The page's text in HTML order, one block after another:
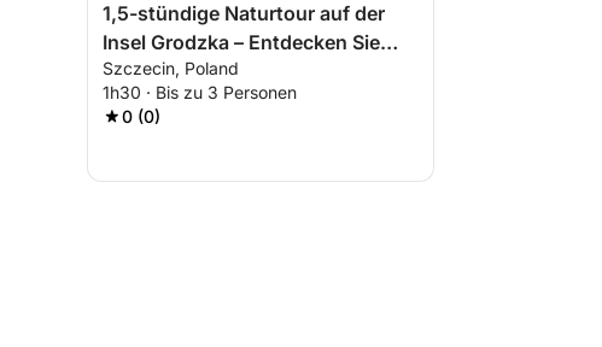
1,5-stündige Naturtour auf der
Insel Grodzka – Entdecken Sie
Stettins wilde Seite
Szczecin, Poland
1h30 · Bis zu 3 Personen
0 (0)